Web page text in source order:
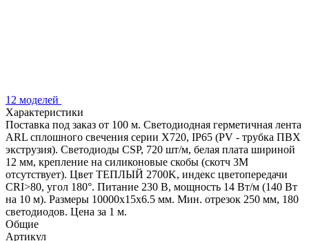
12 моделей
Характеристики
Поставка под заказ от 100 м. Светодиодная герметичная лента
ARL сплошного свечения серии X720, IP65 (PV - трубка ПВХ
экструзия). Светодиоды CSP, 720 шт/м, белая плата шириной
12 мм, крепление на силиконовые скобы (скотч 3M
отсутствует). Цвет ТЕПЛЫЙ 2700K, индекс цветопередачи
CRI>80, угол 180°. Питание 230 В, мощность 14 Вт/м (140 Вт
на 10 м). Размеры 10000x15x6.5 мм. Мин. отрезок 250 мм, 180
светодиодов. Цена за 1 м.
Общие
Артикул